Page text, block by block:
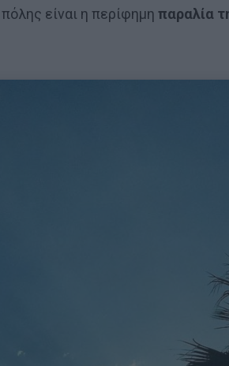
είναι η περίφημη παραλία